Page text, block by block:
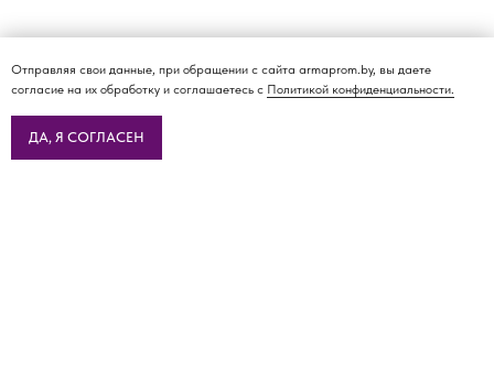
Отправляя свои данные, при обращении с сайта armaprom.by, вы даете
согласие на их обработку и соглашаетесь с Политикой конфиденциальности.
ДА, Я СОГЛАСЕН